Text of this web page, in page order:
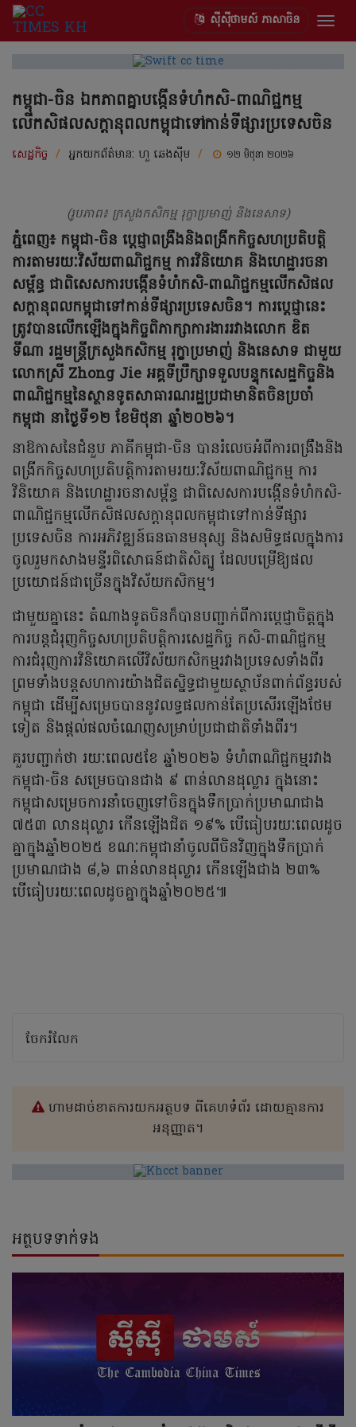
ស៊ីស៊ីថាមស៍ ភាសាចិន
កម្ពុជា-ចិន ឯកភាពគ្នាបង្កើនទំហំកសិ-ពាណិជ្ជកម្ម
លើកសិផលសក្តានុពលកម្ពុជាទៅកាន់ទីផ្សារប្រទេសចិន
សេដ្ឋកិច្ច / អ្នកយកព័ត៌មាន: ហួ ឆេងស៊ីម / ១២ មិថុនា ២០២៦
(រូបភាព៖ ក្រសួងកសិកម្ម​ រុក្ខាប្រមាញ់ និងនេសាទ)
ភ្នំពេញ៖ កម្ពុជា-ចិន ប្ដេជ្ញាពង្រឹងនិងពង្រីកកិច្ចសហប្រតិបត្តិ
ការតាមរយៈវិស័យពាណិជ្ជកម្ម ការវិនិយោគ និងហេដ្ឋារចនា
សម្ព័ន្ធ ជាពិសេសការបង្កើនទំហំកសិ-ពាណិជ្ជកម្មលើកសិផល
សក្តានុពលកម្ពុជាទៅកាន់ទីផ្សារប្រទេសចិន។ ការប្ដេជ្ញានេះ
ត្រូវបានលើកឡើងក្នុងកិច្ចពិភាក្សាការងាររវាងលោក ឌិត
ទីណា រដ្ឋមន្រ្តីក្រសួងកសិកម្ម រុក្ខាប្រមាញ់ និងនេសាទ ជាមួយ
លោកស្រី Zhong Jie អគ្គទីប្រឹក្សាទទួលបន្ទុកសេដ្ឋកិច្ចនិង
ពាណិជ្ជកម្មនៃស្ថានទូតសាធារណរដ្ឋប្រជាមានិតចិនប្រចាំ
កម្ពុជា នាថ្ងៃទី១២ ខែមិថុនា ឆ្នាំ២០២៦។
នាឱកាសនៃជំនួប ភាគីកម្ពុជា-ចិន បានរំលេចអំពីការពង្រឹងនិង
ពង្រីកកិច្ចសហប្រតិបត្តិការតាមរយៈវិស័យពាណិជ្ជកម្ម ការ
វិនិយោគ និងហេដ្ឋារចនាសម្ព័ន្ធ ជាពិសេសការបង្កើនទំហំកសិ-
ពាណិជ្ជកម្មលើកសិផលសក្តានុពលកម្ពុជាទៅកាន់ទីផ្សារ
ប្រទេសចិន ការអភិវឌ្ឍន៍ធនធានមនុស្ស និងសមិទ្ធផលក្នុងការ
ចូលរួមកសាងមន្ទីរពិសោធន៍ជាតិសិត្បូ ដែលបម្រើឱ្យផល
ប្រយោជន៍ជាច្រើនក្នុងវិស័យកសិកម្ម។
ជាមួយគ្នានេះ តំណាងទូតចិនក៏បានបញ្ជាក់ពីការប្តេជ្ញាចិត្តក្នុង
ការបន្តជំរុញកិច្ចសហប្រតិបត្តិការសេដ្ឋកិច្ច កសិ-ពាណិជ្ជកម្ម
ការជំរុញការវិនិយោគលើវិស័យកសិកម្មរវាងប្រទេសទាំងពីរ
ព្រមទាំងបន្តសហការយ៉ាងជិតស្និទ្ធជាមួយស្ថាប័នពាក់ព័ន្ធរបស់
កម្ពុជា ដើម្បីសម្រេចបាននូវលទ្ធផលកាន់តែប្រសើរឡើងថែម
ទៀត និងផ្តល់ផលចំណេញសម្រាប់ប្រជាជាតិទាំងពីរ។
គួរបញ្ជាក់ថា រយៈពេល៥ខែ ឆ្នាំ២០២៦ ទំហំពាណិជ្ជកម្មរវាង
កម្ពុជា-ចិន សម្រេចបានជាង ៩ ពាន់លានដុល្លារ ក្នុងនោះ
កម្ពុជាសម្រេចការនាំចេញទៅចិនក្នុងទឹកប្រាក់ប្រមាណជាង
៧៥៣ លានដុល្លារ កើនឡើងជិត ១៩% បើធៀបរយៈពេលដូច
គ្នាក្នុងឆ្នាំ២០២៥ ខណៈកម្ពុជានាំចូលពីចិនវិញក្នុងទឹកប្រាក់
ប្រមាណជាង ៨,៦ ពាន់លានដុល្លារ កើនឡើងជាង ២៣%
បើធៀបរយៈពេលដូចគ្នាក្នុងឆ្នាំ២០២៥៕
ចែករំលែក
ហាមដាច់ខាតការយកអត្ថបទ ពីគេហទំព័រ ដោយគ្មានការ
អនុញ្ញាត។
អត្ថបទទាក់ទង